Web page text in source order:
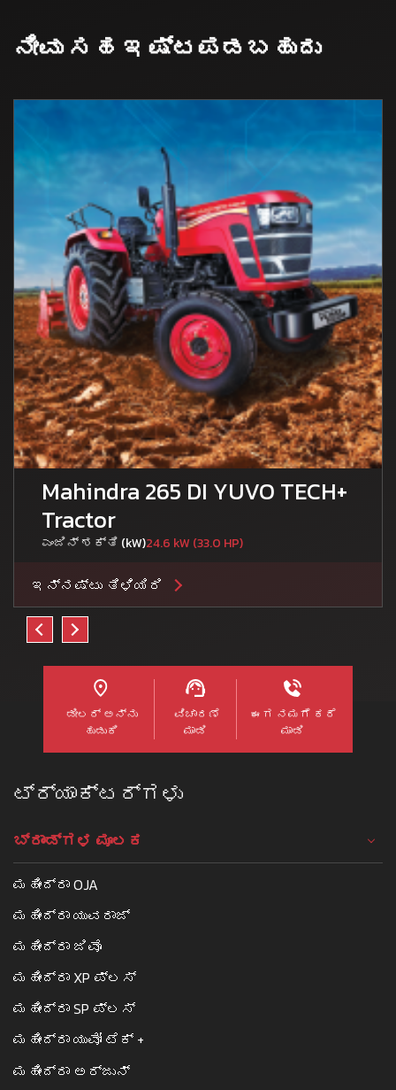
ನೀವು ಸಹ ಇಷ್ಟಪಡಬಹುದು
Mahindra 265 DI YUVO TECH+
Tractor
ಎಂಜಿನ್ ಶಕ್ತಿ (kW)24.6 kW (33.0 HP)
ಇನ್ನಷ್ಟು ತಿಳಿಯಿರಿ
ಡೀಲರ್ ಅನ್ನು
ಹುಡುಕಿ
ವಿಚಾರಣೆ
ಮಾಡಿ
ಈಗ ನಮಗೆ ಕರೆ
ಮಾಡಿ
ಟ್ರ್ಯಾಕ್ಟರ್ಗಳು
ಬ್ರಾಂಡ್ಗಳ ಮೂಲಕ
ಮಹೀಂದ್ರಾ OJA
ಮಹೀಂದ್ರಾ ಯುವರಾಜ್
ಮಹೀಂದ್ರಾ ಜಿವೊ
ಮಹೀಂದ್ರಾ XP ಪ್ಲಸ್
ಮಹೀಂದ್ರಾ SP ಪ್ಲಸ್
ಮಹೀಂದ್ರಾ ಯುವೋ ಟೆಕ್ +
ಮಹೀಂದ್ರಾ ಅರ್ಜುನ್